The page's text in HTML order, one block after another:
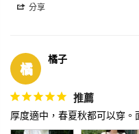
分享
橘
橘子
推薦
厚度適中，春夏秋都可以穿。